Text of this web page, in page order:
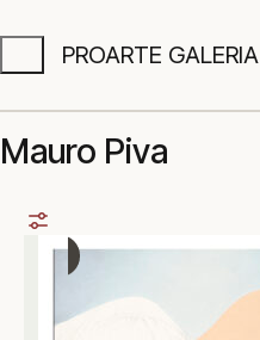
PROARTE GALERIA
Mauro Piva